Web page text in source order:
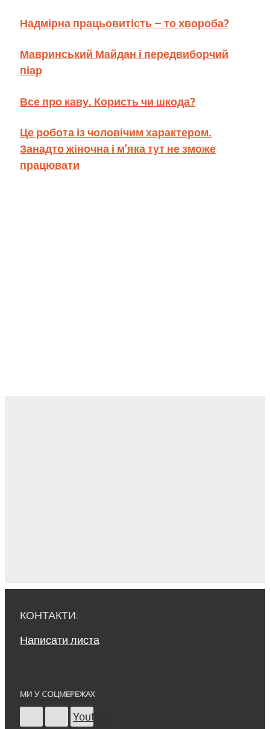
Надмірна працьовитість – то хвороба?
Мавринський Майдан і передвиборчий
піар
Все про каву. Користь чи шкода?
Це робота із чоловічим характером.
Занадто жіночна і м’яка тут не зможе
працювати
КОНТАКТИ:
Написати листа
МИ У СОЦМЕРЕЖАХ
Youtube